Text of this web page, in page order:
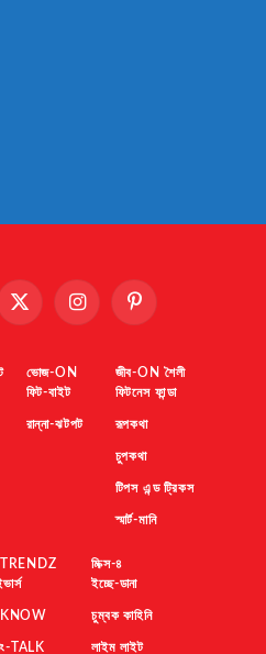
X
InstagramPinterest
ভোজ-ON
ফিট-বাইট
রান্না-ঝটপট
জীব-ON শৈলী
ফিটনেস ফান্ডা
রূপকথা
চুপকথা
টিপস এন্ড ট্রিকস
স্মার্ট-মানি
KNOW
TALK
মিক্স-৪
ইচ্ছে-ডানা
চুম্বক কাহিনি
লাইম লাইট